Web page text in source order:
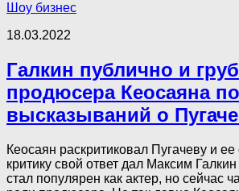
Шоу бизнес
18.03.2022
Галкин публично и
продюсера Кеосаяна
высказываний о
Кеосаян раскритиковал Пугачеву и
критику свой ответ дал Максим
стал популярен как актер, но сейчас